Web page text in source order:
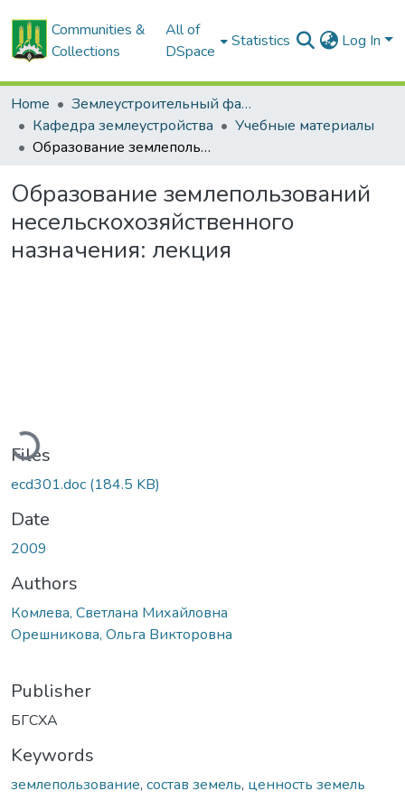
Communities &
Collections
All of
DSpace
Statistics Log In
Home
Землеустроительный факультет
Кафедра землеустройства
Учебные материалы
Образование землепользований несельскохозяйственного назначения: лекция
Образование землепользований
несельскохозяйственного
назначения: лекция
Files
ecd301.doc (184.5 KB)
Date
2009
Authors
Комлева, Светлана Михайловна
Орешникова, Ольга Викторовна
Publisher
БГСХА
Keywords
землепользование, состав земель, ценность земель